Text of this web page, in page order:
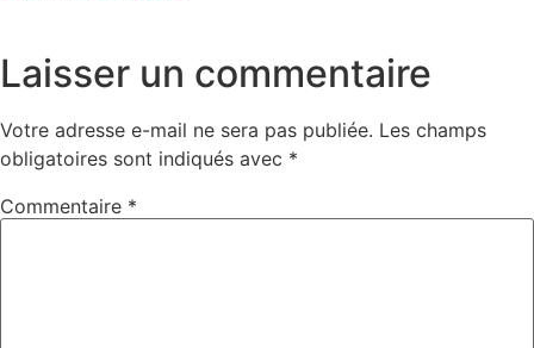
Laisser un commentaire
Votre adresse e-mail ne sera pas publiée. Les champs
obligatoires sont indiqués avec *
Commentaire *